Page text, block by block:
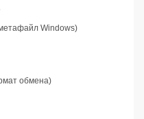
Windows)
обмена)